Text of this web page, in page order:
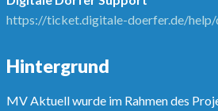
https://ticket.digitale-doerfer.de/help/
Hintergrund
MV Aktuell wurde im Rahmen des